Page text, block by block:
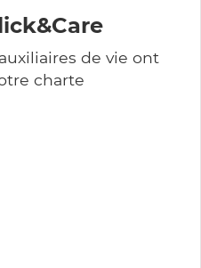
de vie ont
charte